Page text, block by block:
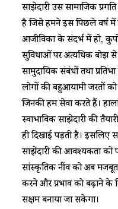
साझेदारी उस सामाजिक
है जिसे हमने इस पिछले वर्ष में
आजीविका के संदर्भ में हो,
सुविधाओं पर अत्यधिक बोझ से
सामुदायिक संबंधों तथा
लोगों की बहुआयामी जरूरतों
जिनकी हम सेवा करते हैं।
स्वाभाविक साझेदारी की
ही दिखाई पड़ती है।
साझेदारी की आवश्यकता
सांस्कृतिक नींव को अब
करने और प्रभाव को बढ़ाने के
सक्षम बनाया जा सकेगा।